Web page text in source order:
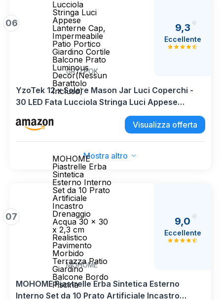
06
Lucciola
Stringa Luci
Appese
Lanterne Cap,
Impermeabile
Patio Portico
Giardino Cortile
Balcone Prato
Luminous
Decor(Nessun
Barattolo
Incluso)
GRTLPOK
9,3
Eccellente
YzoTek 12 x Solare Mason Jar Luci Coperchi -
30 LED Fata Lucciola Stringa Luci Appese
Lanterne Cap, Impermeabile Patio Portico
Giardino Cortile Balcone Prato Luminous
Visualizza offerta
Mostra altro
07
MOHOME
Piastrelle Erba
Sintetica
Esterno Interno
Set da 10 Prato
Artificiale
Incastro
Drenaggio
Acqua 30 x 30
x 2,3 cm
Realistico
Pavimento
Morbido
Terrazza Patio
Giardino
Balcone Bordo
Piscina
MOHOME
9,0
Eccellente
MOHOME Piastrelle Erba Sintetica Esterno
Interno Set da 10 Prato Artificiale Incastro